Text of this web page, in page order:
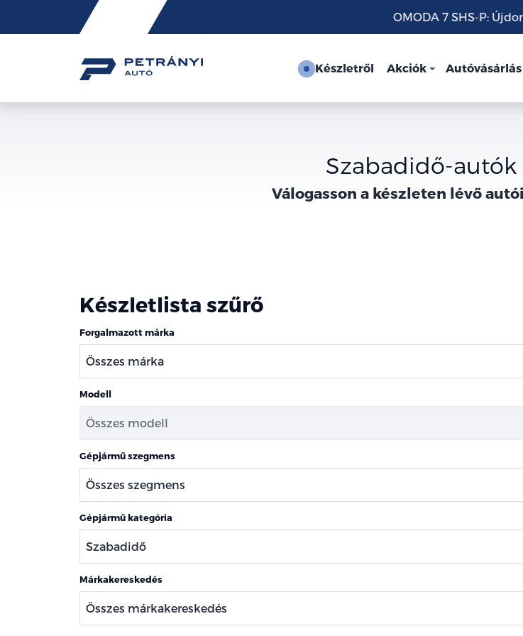
Friss
hírek
OMODA 7 SHS-P:
Készletről Akciók Autóvásárlás
Szabadidő-autók
Válogasson a készleten lévő
Készletlista szűrő
Forgalmazott márka
Modell
Gépjármű szegmens
Gépjármű kategória
Márkakereskedés